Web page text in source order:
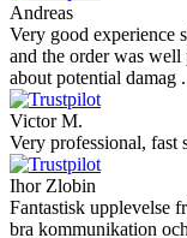
Andreas
Very good experience
and the order was
about potential damag
Victor M.
Very professional,
Ihor Zlobin
Fantastisk upplevelse
bra kommunikation